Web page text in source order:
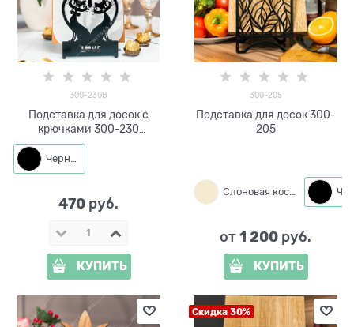
300-230B
Подставка для досок с
крючками 300-230
Влюблённые Коты
Черный
470 руб.
КУПИТЬ
300-205
Подставка для досок 300-
205
Слоновая кость
от 1 200 руб.
КУПИТЬ
Скидка 30%